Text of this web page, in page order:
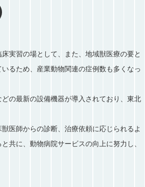
実習の場として、また、地域獣医療の要と
るため、産業動物関連の症例数も多くなっ
の最新の設備機器が導入されており、東北
医師からの診断、治療依頼に応じられるよ
共に、動物病院サービスの向上に努力し、